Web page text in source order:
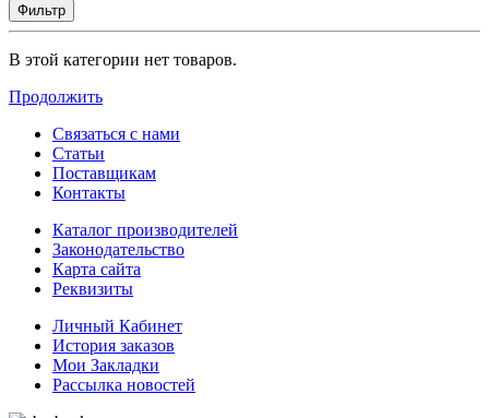
Фильтр
В этой категории нет товаров.
Продолжить
Связаться с нами
Статьи
Поставщикам
Контакты
Каталог производителей
Законодательство
Карта сайта
Реквизиты
Личный Кабинет
История заказов
Мои Закладки
Рассылка новостей